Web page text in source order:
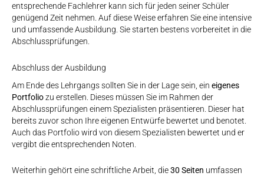
entsprechende Fachlehrer kann sich für jeden seiner Schüler
genügend Zeit nehmen. Auf diese Weise erfahren Sie eine intensive
und umfassende Ausbildung. Sie starten bestens vorbereitet in die
Abschlussprüfungen.
Abschluss der Ausbildung
Am Ende des Lehrgangs sollten Sie in der Lage sein, ein eigenes
Portfoliozu erstellen. Dieses müssen Sie im Rahmen der
Abschlussprüfungen einem Spezialisten präsentieren. Dieser hat
bereits zuvor schon Ihre eigenen Entwürfe bewertet und benotet.
Auch das Portfolio wird von diesem Spezialisten bewertet und er
vergibt die entsprechenden Noten.
Weiterhin gehört eine schriftliche Arbeit, die30 Seiten umfassen